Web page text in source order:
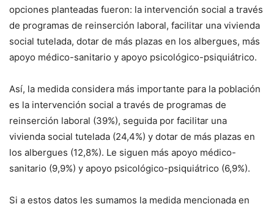
opciones planteadas fueron: la intervención social a través
de programas de reinserción laboral, facilitar una vivienda
social tutelada, dotar de más plazas en los albergues, más
apoyo médico-sanitario y apoyo psicológico-psiquiátrico.
Así, la medida considera más importante para la población
es la intervención social a través de programas de
reinserción laboral (39%), seguida por facilitar una
vivienda social tutelada (24,4%) y dotar de más plazas en
los albergues (12,8%). Le siguen más apoyo médico-
sanitario (9,9%) y apoyo psicológico-psiquiátrico (6,9%).
Si a estos datos les sumamos la medida mencionada en